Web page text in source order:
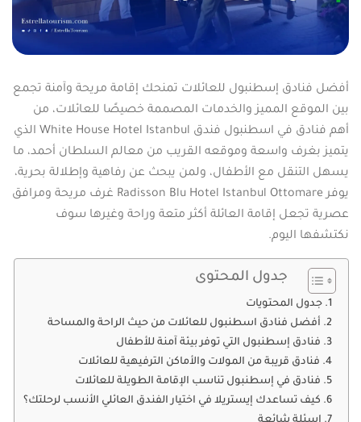
أفضل فنادق إسطنبول للعائلات تمنحك إقامة مريحة وآمنة تجمع
بين الموقع المميز والخدمات المصممة خصيصًا للعائلات، من
أهم فنادق في اسطنبول فندق White House Hotel Istanbul الذي
يتميز بغرف واسعة وموقعه القريب من معالم السلطان أحمد، ما
يسهل التنقل مع الأطفال، ولمن يبحث عن رفاهية وإطلالة بحرية،
يوفر Radisson Blu Hotel Istanbul Ottomare غرف مريحة ومرافق
عصرية تجعل إقامة العائلة أكثر متعة وراحة وغيرها سوف
نكتشفها اليوم.
جدول المحتوى
جدول المحتويات
أفضل فنادق اسطنبول للعائلات من حيث الراحة والمساحة
فنادق إسطنبول التي توفر بيئة آمنة للأطفال
فنادق قريبة من المولات والأماكن الترفيهية للعائلات
فنادق في إسطنبول تناسب الإقامة الطويلة للعائلات
كيف تساعدك إيستريلا في اختيار الفندق العائلي الأنسب لرحلتك؟